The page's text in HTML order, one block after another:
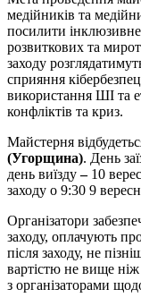
медійників та
посилити
розвиткових та
заходу
сприяння
використання ШІ та
конфліктів та криз.
Майстерня
(Угорщина). День
день виїзду–10
заходу о 9:30 9
Організатори
заходу, оплачують
після заходу, не
вартістю не вище
з організаторами